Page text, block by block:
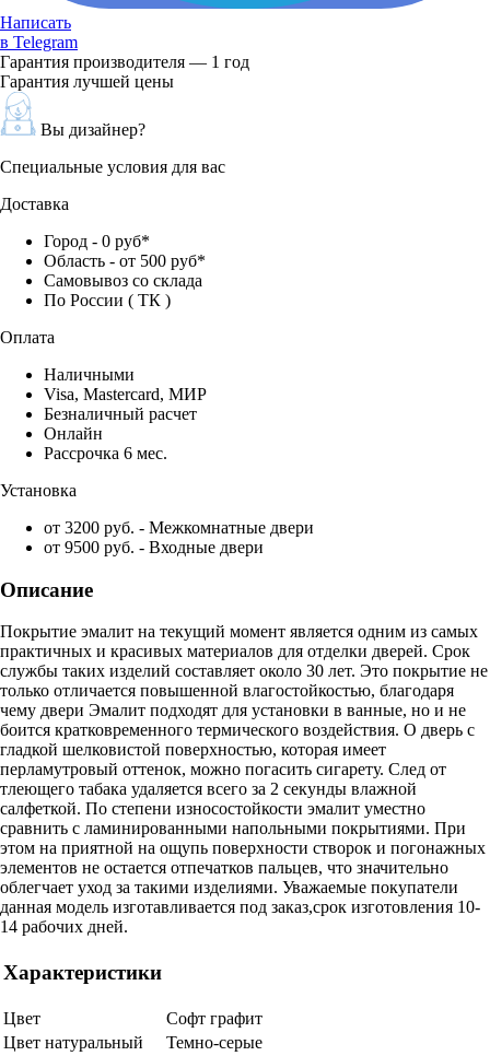
Написать
в Telegram
Гарантия производителя — 1 год
Гарантия лучшей цены
Вы дизайнер?
Специальные условия для вас
Доставка
Город - 0 руб*
Область - от 500 руб*
Самовывоз со склада
По России ( ТК )
Оплата
Наличными
Visa, Mastercard, МИР
Безналичный расчет
Онлайн
Рассрочка 6 мес.
Установка
от 3200 руб. - Межкомнатные двери
от 9500 руб. - Входные двери
Описание
Покрытие эмалит на текущий момент является одним из самых
практичных и красивых материалов для отделки дверей. Срок
службы таких изделий составляет около 30 лет. Это покрытие не
только отличается повышенной влагостойкостью, благодаря
чему двери Эмалит подходят для установки в ванные, но и не
боится кратковременного термического воздействия. О дверь с
гладкой шелковистой поверхностью, которая имеет
перламутровый оттенок, можно погасить сигарету. След от
тлеющего табака удаляется всего за 2 секунды влажной
салфеткой. По степени износостойкости эмалит уместно
сравнить с ламинированными напольными покрытиями. При
этом на приятной на ощупь поверхности створок и погонажных
элементов не остается отпечатков пальцев, что значительно
облегчает уход за такими изделиями. Уважаемые покупатели
данная модель изготавливается под заказ,срок изготовления 10-
14 рабочих дней.
Характеристики
Цвет
Софт графит
Цвет натуральный
Темно-серые